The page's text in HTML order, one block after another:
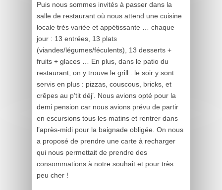
Puis nous sommes invités à passer dans la
salle de restaurant où nous attend une cuisine
locale très variée et appétissante … chaque
jour : 13 entrées, 13 plats
(viandes/légumes/féculents), 13 desserts +
fruits + glaces … En plus, dans le patio du
restaurant, on y trouve le grill : le soir y sont
servis en plus : pizzas, couscous, bricks, et
crêpes au p’tit déj’. Nous avions opté pour la
demi pension car nous avions prévu de partir
en escursions tous les matins et rentrer dans
l’après-midi pour la baignade obligée. On nous
a proposé de prendre une carte à recharger
qui nous permettait de prendre des
consommations à notre souhait et pour très
peu cher !